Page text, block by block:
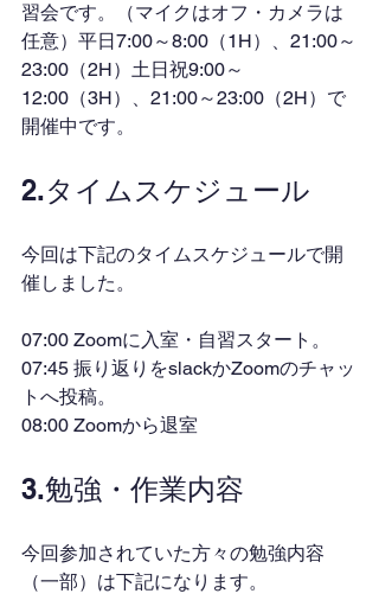
習会です。（マイクはオフ・カメラは
任意）平日7:00～8:00（1H）、21:00～
23:00（2H）土日祝9:00～
12:00（3H）、21:00～23:00（2H）で
開催中です。
2.タイムスケジュール
今回は下記のタイムスケジュールで開
催しました。
07:00 Zoomに入室・自習スタート。
07:45 振り返りをslackかZoomのチャッ
トへ投稿。
08:00 Zoomから退室
3.勉強・作業内容
今回参加されていた方々の勉強内容
（一部）は下記になります。